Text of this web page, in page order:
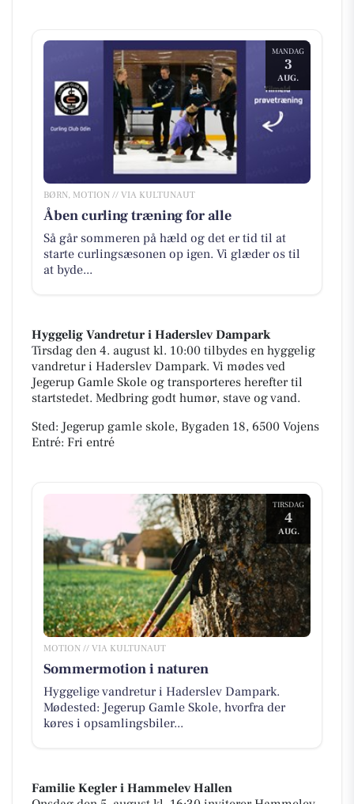
MANDAG
3
AUG.
BØRN, MOTION // VIA KULTUNAUT
Åben curling træning for alle
Så går sommeren på hæld og det er tid til at
starte curlingsæsonen op igen. Vi glæder os til
at byde...
Hyggelig Vandretur i Haderslev Dampark
Tirsdag den 4. august kl. 10:00 tilbydes en hyggelig
vandretur i Haderslev Dampark. Vi mødes ved
Jegerup Gamle Skole og transporteres herefter til
startstedet. Medbring godt humør, stave og vand.
Sted: Jegerup gamle skole, Bygaden 18, 6500 Vojens
Entré: Fri entré
TIRSDAG
4
AUG.
MOTION // VIA KULTUNAUT
Sommermotion i naturen
Hyggelige vandretur i Haderslev Dampark.
Mødested: Jegerup Gamle Skole, hvorfra der
køres i opsamlingsbiler...
Familie Kegler i Hammelev Hallen